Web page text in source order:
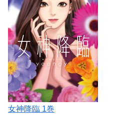
女神降臨 1巻